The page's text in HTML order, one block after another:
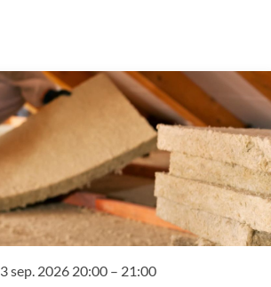
3 sep. 2026 20:00 – 21:00